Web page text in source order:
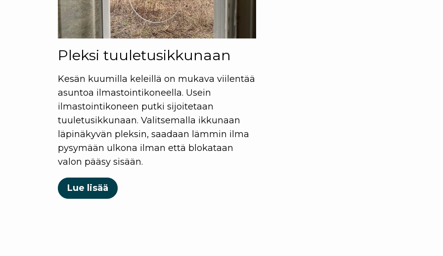
Pleksi tuuletusikkunaan
Kesän kuumilla keleillä on mukava viilentää
asuntoa ilmastointikoneella. Usein
ilmastointikoneen putki sijoitetaan
tuuletusikkunaan. Valitsemalla ikkunaan
läpinäkyvän pleksin, saadaan lämmin ilma
pysymään ulkona ilman että blokataan
valon pääsy sisään.
Lue lisää